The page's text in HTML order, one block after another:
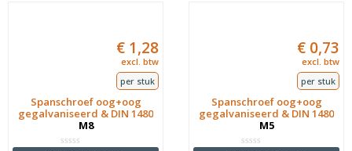
Spanschroef oog+oog
gegalvaniseerd & DIN 1480
M8
€ 1,28
excl. btw
per stuk
Spanschroef oog+oog
gegalvaniseerd & DIN 1480
M5
€ 0,73
excl. btw
per stuk